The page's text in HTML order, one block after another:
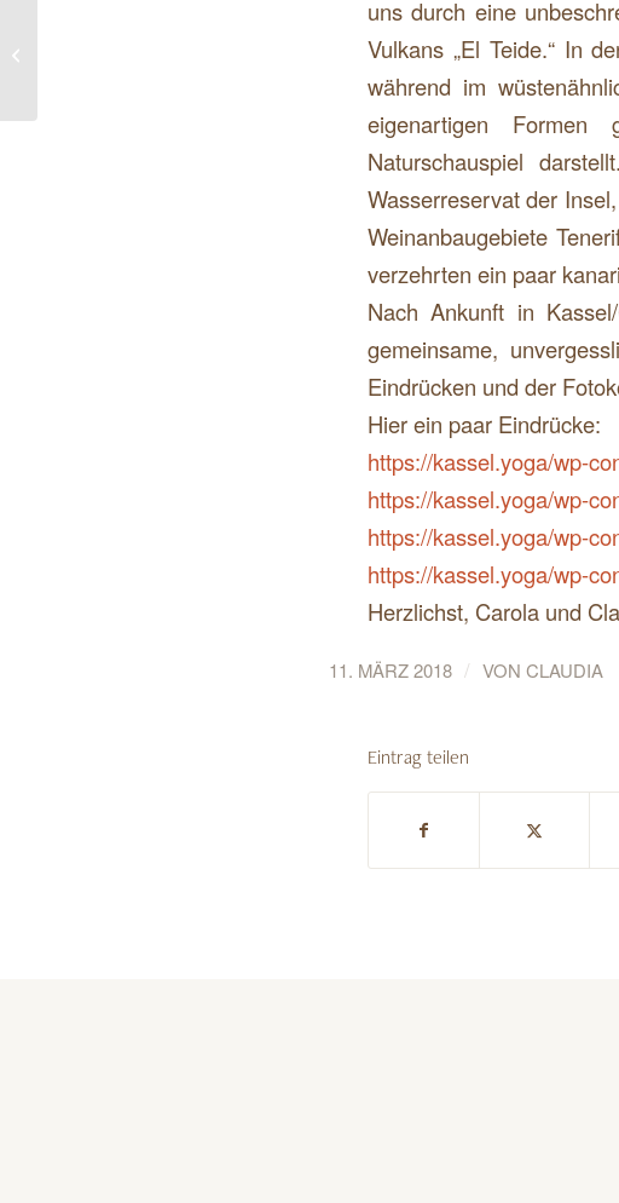
uns durch eine
Vulkans „El Teide.“ In
während im
eigenartigen Formen
Naturschauspiel
Wasserreservat der
Weinanbaugebiete
verzehrten ein paar
Nach Ankunft in
gemeinsame,
Eindrücken und der
Hier ein paar Eindrücke:
https://kassel.yoga/wp-
https://kassel.yoga/wp-
https://kassel.yoga/wp-
https://kassel.yoga/wp-
Herzlichst, Carola und
11. MÄRZ 2018 / VON CLAUDIA
Eintrag teilen